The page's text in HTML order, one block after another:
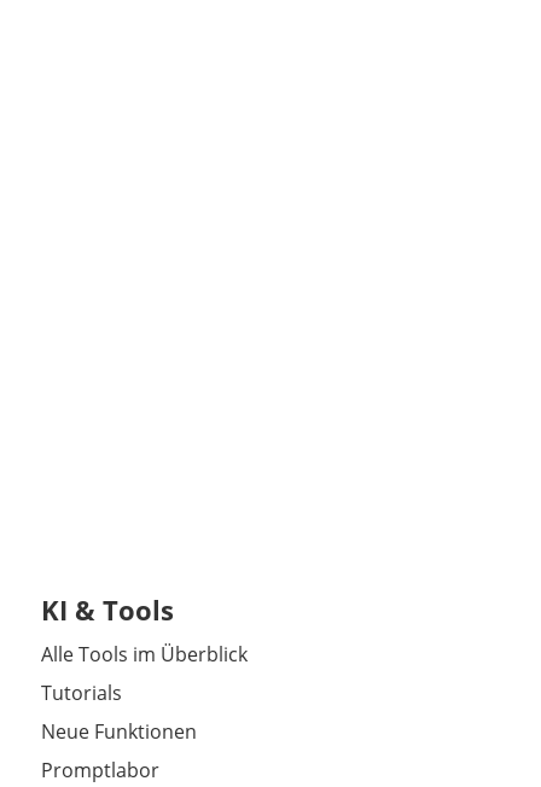
KI & Tools
Alle Tools im Überblick
Tutorials
Neue Funktionen
Promptlabor